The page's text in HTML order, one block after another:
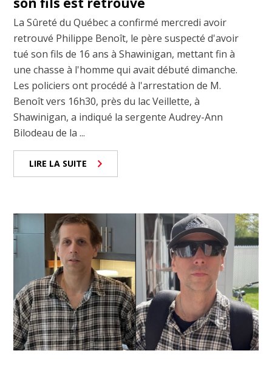
La Sûreté du Québec a confirmé mercredi avoir
retrouvé Philippe Benoît, le père suspecté d'avoir
tué son fils de 16 ans à Shawinigan, mettant fin à
une chasse à l'homme qui avait débuté dimanche.
Les policiers ont procédé à l'arrestation de M.
Benoît vers 16h30, près du lac Veillette, à
Shawinigan, a indiqué la sergente Audrey-Ann
Bilodeau de la ...
LIRE LA SUITE